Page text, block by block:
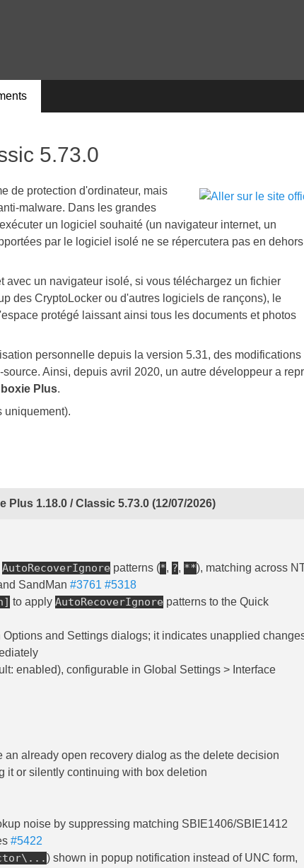
5.73.0
de protection d'ordinateur, mais
malware. Dans les grandes
un logiciel souhaité (un navigateur internet, un
par le logiciel isolé ne se répercutera pas en
un navigateur isolé, si vous téléchargez un fichier
des CryptoLocker ou d'autres logiciels de rançons), le
protégé laissant ainsi tous les documents et photos
personnelle depuis la version 5.31, des modifications
Ainsi, depuis avril 2020, un autre développeur a
Plus.
uniquement).
1.18.0 / Classic 5.73.0 (12/07/2026)
AutoRecoverIgnore patterns (*, ?, **), matching across
SandMan #3761 #5318
to apply AutoRecoverIgnore patterns to the Quick
and Settings dialogs; it indicates unapplied
enabled), configurable in Global Settings > Interface
already open recovery dialog as the delete decision
it or silently continuing with box deletion
noise by suppressing matching SBIE1406/SBIE1412
#5422
) shown in popup notification instead of UNC form,